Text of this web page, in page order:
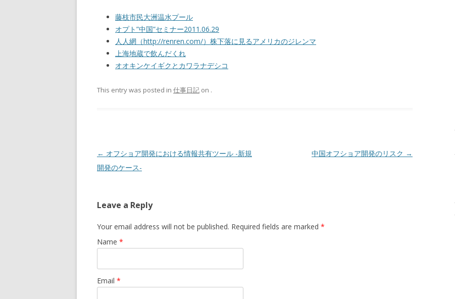
藤枝市民大洲温水プール
オプト”中国”セミナー2011.06.29
人人網（http://renren.com/）株下落に見るアメリカのジレンマ
上海地蔵で飲んだくれ
オオキンケイギクとカワラナデシコ
This entry was posted in 仕事日記 on .
Post navigation
← オフショア開発における情報共有ツール -新規
開発のケース-
中国オフショア開発のリスク →
Leave a Reply
Your email address will not be published. Required fields are marked *
Name *
Email *